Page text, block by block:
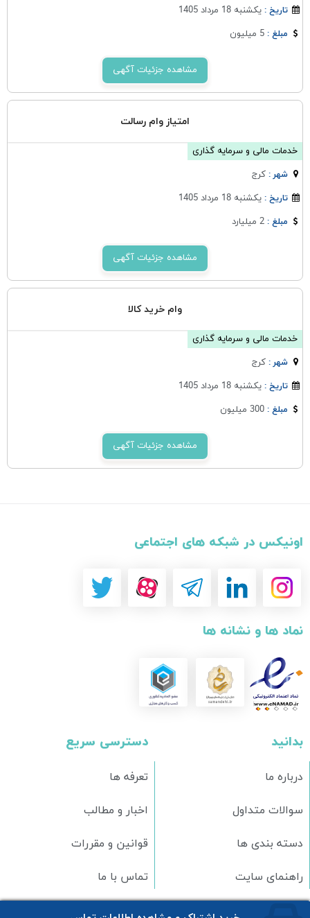
تاریخ :یکشنبه 18 مرداد 1405
مبلغ :5 میلیون
مشاهده جزئیات آگهی
امتیاز وام رسالت
خدمات مالی و سرمایه گذاری
شهر :كرج
تاریخ :یکشنبه 18 مرداد 1405
مبلغ :2 میلیارد
مشاهده جزئیات آگهی
وام خرید کالا
خدمات مالی و سرمایه گذاری
شهر :كرج
تاریخ :یکشنبه 18 مرداد 1405
مبلغ :300 میلیون
مشاهده جزئیات آگهی
اونیکس در شبکه های اجتماعی
نماد ها و نشانه ها
دسترسی سریع
تعرفه ها
اخبار و مطالب
قوانین و مقررات
تماس با ما
بدانید
درباره ما
سوالات متداول
دسته بندی ها
راهنمای سایت